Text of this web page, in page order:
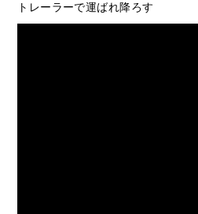
トレーラーで運ばれ降ろす